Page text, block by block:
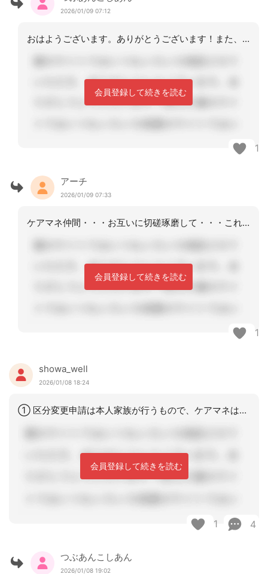
2026/01/09 07:12
おはようございます。ありがとうございます！また、こちら質問することがあるかもしれ
会員登録して続きを読む
1
アーチ
2026/01/09 07:33
ケアマネ仲間・・・お互いに切磋琢磨して・・・これからもよろしくね
会員登録して続きを読む
1
showa_well
2026/01/08 18:24
① 区分変更申請は本人家族が行うもので、ケアマネはあくまでも「申請代行」をしてい
会員登録して続きを読む
1 4
つぶあんこしあん
2026/01/08 19:02